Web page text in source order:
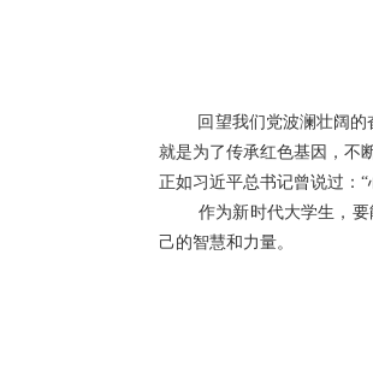
回望我们党波澜壮阔的
就是为了传承红色基因，不
正如习近平总书记曾说过： “
作为新时代大学生，要能
己的智慧和力量。